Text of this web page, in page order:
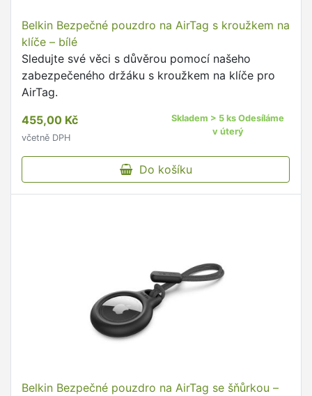
Belkin Bezpečné pouzdro na AirTag s kroužkem na
klíče – bílé
Sledujte své věci s důvěrou pomocí našeho
zabezpečeného držáku s kroužkem na klíče pro
AirTag.
455,00 Kč
včetně DPH
Skladem > 5 ks Odesíláme
v úterý
Do košíku
Belkin Bezpečné pouzdro na AirTag se šňůrkou –